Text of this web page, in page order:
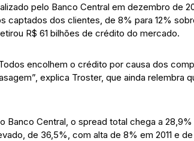
pelo Banco Central em dezembro de
captados dos clientes, de 8% para 12%
R$ 61 bilhões de crédito do mercado.
encolhem o crédito por causa dos
explica Troster, que ainda relembra
Banco Central, o spread total chega a
de 36,5%, com alta de 8% em 2011 e